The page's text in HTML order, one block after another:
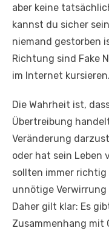
aber keine
kannst du sicher
niemand gestorben
Richtung sind Fake
im Internet kursieren.
Die Wahrheit ist,
Übertreibung
Veränderung
oder hat sein Leben
sollten immer
unnötige
Daher gilt klar: Es
Zusammenhang mit